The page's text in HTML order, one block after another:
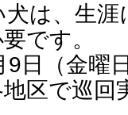
は、生涯
です。
日（金曜
区で巡